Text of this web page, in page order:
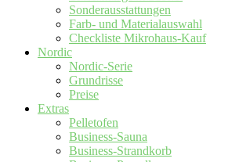
Sonderausstattungen
Farb- und Materialauswahl
Checkliste Mikrohaus-Kauf
Nordic
Nordic-Serie
Grundrisse
Preise
Extras
Pelletofen
Business-Sauna
Business-Strandkorb